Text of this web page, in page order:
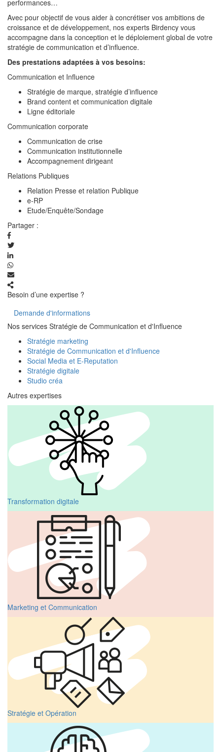
performances…
Avec pour objectif de vous aider à concrétiser vos ambitions de
croissance et de développement, nos experts Birdency vous
accompagne dans la conception et le déploiement global de votre
stratégie de communication et d’influence.
Des prestations adaptées à vos besoins:
Communication et Influence
Stratégie de marque, stratégie d’influence
Brand content et communication digitale
Ligne éditoriale
Communication corporate
Communication de crise
Communication institutionnelle
Accompagnement dirigeant
Relations Publiques
Relation Presse et relation Publique
e-RP
Etude/Enquête/Sondage
Partager :
Besoin d’une expertise ?
Demande d'informations
Nos services Stratégie de Communication et d'Influence
Stratégie marketing
Stratégie de Communication et d'Influence
Social Media et E-Reputation
Stratégie digitale
Studio créa
Autres expertises
Transformation digitale
Marketing et Communication
Stratégie et Opération